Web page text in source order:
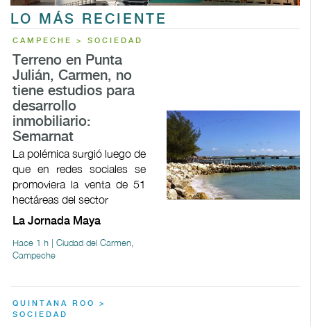
LO MÁS RECIENTE
CAMPECHE > SOCIEDAD
Terreno en Punta
Julián, Carmen, no
tiene estudios para
desarrollo
inmobiliario:
Semarnat
La polémica surgió luego de
que en redes sociales se
promoviera la venta de 51
hectáreas del sector
La Jornada Maya
Hace 1 h | Ciudad del Carmen,
Campeche
QUINTANA ROO >
SOCIEDAD